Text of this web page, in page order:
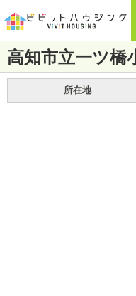
高知市立一ツ橋
所在地